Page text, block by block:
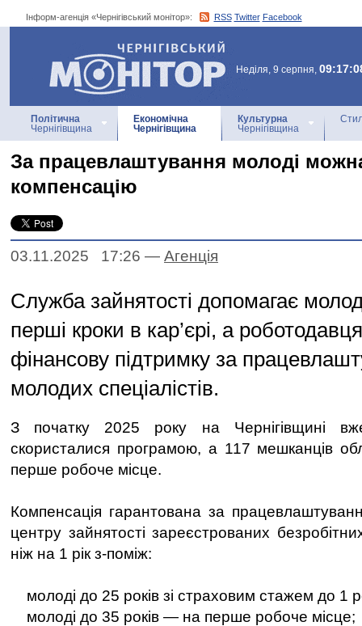
Інформ-агенція «Чернігівський монітор»: RSS Twitter Facebook
Інформ-агенція
«Чернігівський монітор»
Неділя, 9 серпня,
Політична
Чернігівщина
Економічна
Чернігівщина
Культурна
Чернігівщина
За працевлаштування молоді
компенсацію
03.11.2025 17:26 — Агенцiя
Служба зайнятості допомагає
перші кроки в кар’єрі, а
фінансову підтримку за
молодих спеціалістів.
З початку 2025 року на Чернігівщині
скористалися програмою, а 117 мешканців
перше робоче місце.
Компенсація гарантована за
центру зайнятості зареєстрованих
ніж на 1 рік з-поміж:
молоді до 25 років зі страховим стажем до 1
молоді до 35 років — на перше робоче місце;